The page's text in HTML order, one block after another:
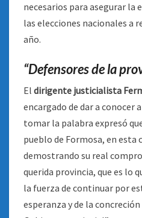
necesarios para asegurar la
las elecciones nacionales a
año.
“Defensores de la
El dirigente justicialista
encargado de dar a conocer
tomar la palabra expresó
pueblo de Formosa, en esta
demostrando su real
querida provincia, que es lo
la fuerza de continuar por
esperanza y de la